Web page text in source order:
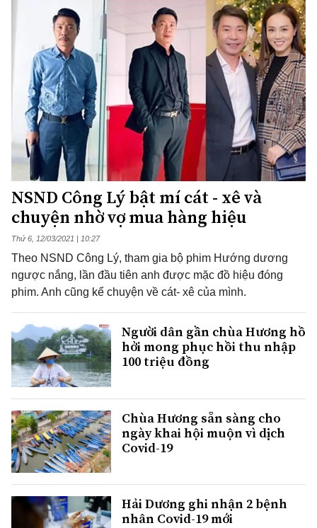
NSND Công Lý bật mí cát - xê và
chuyện nhờ vợ mua hàng hiệu
Thứ 6, 12/03/2021 | 10:27
Theo NSND Công Lý, tham gia bộ phim Hướng dương
ngược nắng, lần đầu tiên anh được mặc đồ hiệu đóng
phim. Anh cũng kể chuyện về cát- xê của mình.
Người dân gần chùa Hương hồ
hởi mong phục hồi thu nhập
100 triệu đồng
Chùa Hương sẵn sàng cho
ngày khai hội muộn vì dịch
Covid-19
Hải Dương ghi nhận 2 bệnh
nhân Covid-19 mới